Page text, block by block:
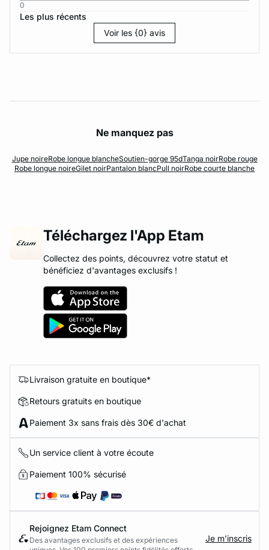
0
Les plus récents
Voir les {0} avis
Ne manquez pas
Jupe noireRobe longue blancheSoutien-gorge 95dTanga noirRobe rouge
Robe longue noireGilet noirPantalon blancPull noirRobe courte blanche
Téléchargez l'App Etam
Collectez des points, découvrez votre statut et
bénéficiez d'avantages exclusifs !
Livraison gratuite en boutique*
Retours gratuits en boutique
Paiement 3x sans frais dès 30€ d'achat
Un service client à votre écoute
Paiement 100% sécurisé
Rejoignez Etam Connect
Des avantages exclusifs et des expériences
Je m’inscris